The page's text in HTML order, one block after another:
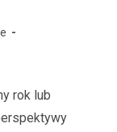
rok lub